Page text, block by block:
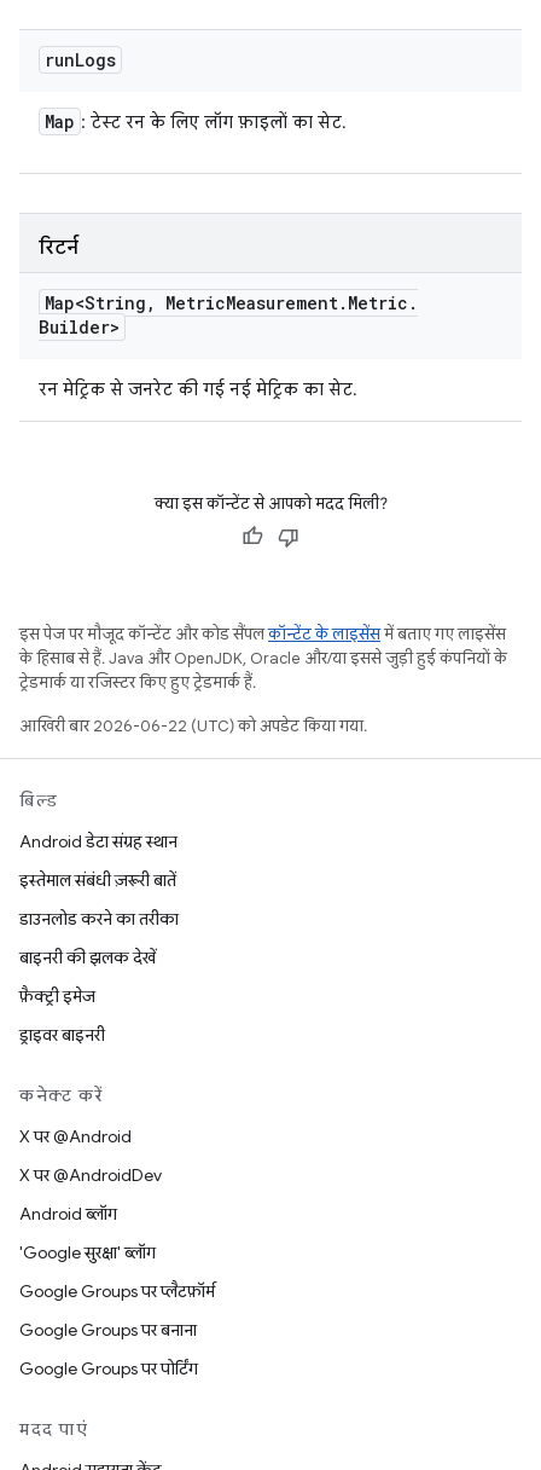
runLogs
Map : टेस्ट रन के लिए लॉग फ़ाइलों का सेट.
रिटर्न
Map<String , MetricMeasurement. Metric .
Builder>
रन मेट्रिक से जनरेट की गई नई मेट्रिक का सेट.
क्या इस कॉन्टेंट से आपको मदद मिली?
इस पेज पर मौजूद कॉन्टेंट और कोड सैंपलकॉन्टेंट के लाइसेंसमें बताए गए लाइसेंस
के हिसाब से हैं. Java और OpenJDK, Oracle और/या इससे जुड़ी हुई कंपनियों के
ट्रेडमार्क या रजिस्टर किए हुए ट्रेडमार्क हैं.
आखिरी बार 2026-06-22 (UTC) को अपडेट किया गया.
बिल्ड
Android डेटा संग्रह स्थान
इस्तेमाल संबंधी ज़रूरी बातें
डाउनलोड करने का तरीका
बाइनरी की झलक देखें
फ़ैक्ट्री इमेज
ड्राइवर बाइनरी
कनेक्ट करें
X पर @Android
X पर @AndroidDev
Android ब्लॉग
'Google सुरक्षा' ब्लॉग
Google Groups पर प्लैटफ़ॉर्म
Google Groups पर बनाना
Google Groups पर पोर्टिंग
मदद पाएं